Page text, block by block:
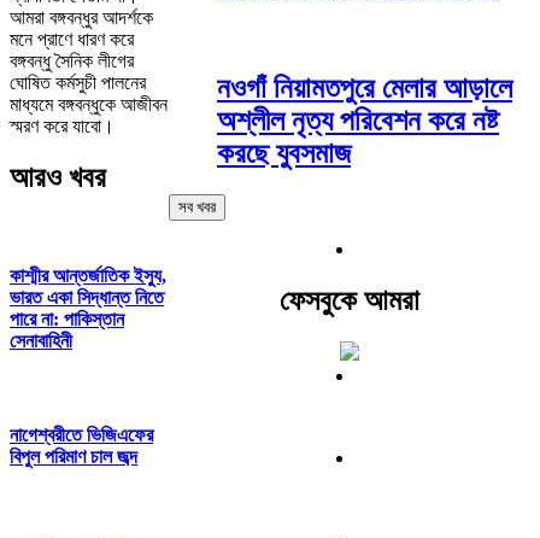
আমরা বঙ্গবন্ধুর আদর্শকে
মনে প্রাণে ধারণ করে
বঙ্গবন্ধু সৈনিক লীগের
ঘোষিত কর্মসুচী পালনের
মাধ্যমে বঙ্গবন্ধুকে আজীবন
স্মরণ করে যাবো।
আরও খবর
কাশ্মীর আন্তর্জাতিক ইস্যু,
ভারত একা সিদ্ধান্ত নিতে
পারে না: পাকিস্তান
সেনাবাহিনী
নাগেশ্বরীতে ভিজিএফের
বিপুল পরিমাণ চাল জব্দ
নওগাঁ নিয়ামতপুরে মেলার আড়ালে
অশ্লীল নৃত্য পরিবেশন করে নষ্ট
করছে যুবসমাজ
সব খবর
ফেসবুকে আমরা